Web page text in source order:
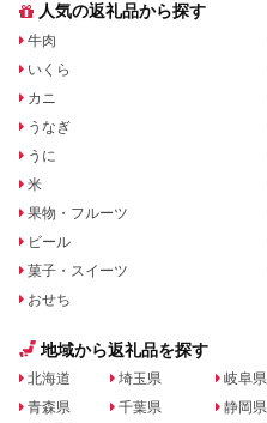
人気の返礼品から探す
牛肉
いくら
カニ
うなぎ
うに
米
果物・フルーツ
ビール
菓子・スイーツ
おせち
地域から返礼品を探す
北海道
青森県
埼玉県
千葉県
岐阜県
静岡県